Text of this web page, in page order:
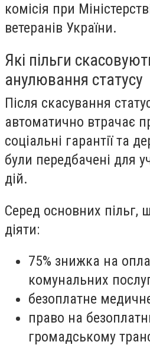
комісія при
ветеранів України.
Які пільги
анулювання статусу
Після скасування
автоматично втрачає
соціальні гарантії та
були передбачені для
дій.
Серед основних пільг,
діяти:
75% знижка на
комунальних
безоплатне
право на
громадському